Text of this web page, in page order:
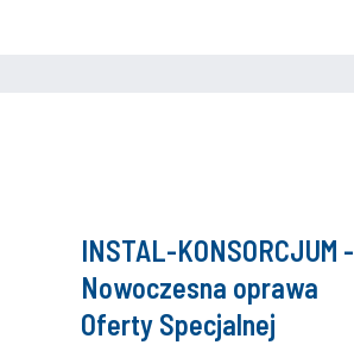
INSTAL-KONSORCJUM -
Nowoczesna oprawa
Oferty Specjalnej